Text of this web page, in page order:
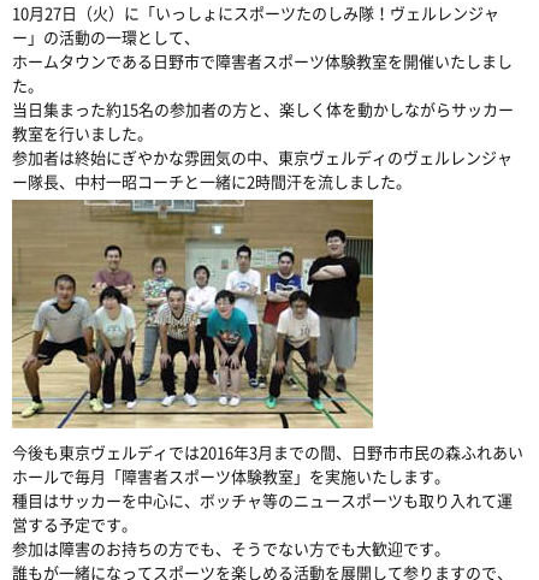
10月27日（火）に「いっしょにスポーツたのしみ隊！ヴェルレンジャ
ー」の活動の一環として、
ホームタウンである日野市で障害者スポーツ体験教室を開催いたしまし
た。
当日集まった約15名の参加者の方と、楽しく体を動かしながらサッカー
教室を行いました。
参加者は終始にぎやかな雰囲気の中、東京ヴェルディのヴェルレンジャ
ー隊長、中村一昭コーチと一緒に2時間汗を流しました。
今後も東京ヴェルディでは2016年3月までの間、日野市市民の森ふれあい
ホールで毎月「障害者スポーツ体験教室」を実施いたします。
種目はサッカーを中心に、ボッチャ等のニュースポーツも取り入れて運
営する予定です。
参加は障害のお持ちの方でも、そうでない方でも大歓迎です。
誰もが一緒になってスポーツを楽しめる活動を展開して参りますので、